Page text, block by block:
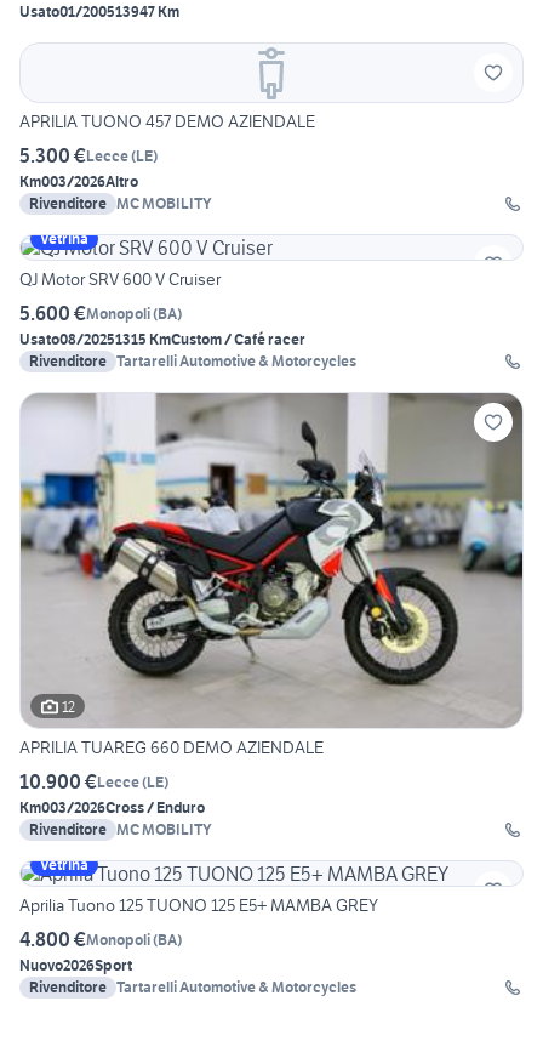
Usato01/200513947 Km
APRILIA TUONO 457 DEMO AZIENDALE
5.300 €Lecce(LE)
Km003/2026Altro
Rivenditore MC MOBILITY
Vetrina
QJ Motor SRV 600 V Cruiser
5.600 €Monopoli(BA)
Usato08/20251315 KmCustom / Café racer
Rivenditore Tartarelli Automotive & Motorcycles
12
APRILIA TUAREG 660 DEMO AZIENDALE
10.900 €Lecce(LE)
Km003/2026Cross / Enduro
Rivenditore MC MOBILITY
Vetrina
Aprilia Tuono 125 TUONO 125 E5+ MAMBA GREY
4.800 €Monopoli(BA)
Nuovo2026Sport
Rivenditore Tartarelli Automotive & Motorcycles